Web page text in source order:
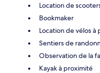
Location de
Bookmaker
Location de vélos à
Sentiers de
Observation de la
Kayak à proximité